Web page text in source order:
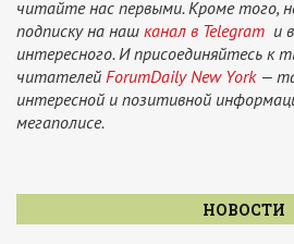
читайте нас первыми. Кроме того,
подписку на наш канал в Telegram и в
интересного. И присоединяйтесь к
читателей ForumDaily New York—
интересной и позитивной
мегаполисе.
НОВОСТИ